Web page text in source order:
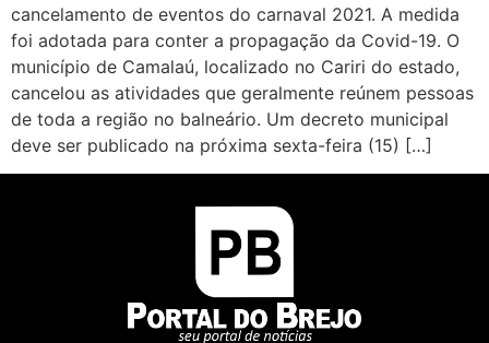
cancelamento de eventos do carnaval 2021. A medida
foi adotada para conter a propagação da Covid-19. O
município de Camalaú, localizado no Cariri do estado,
cancelou as atividades que geralmente reúnem pessoas
de toda a região no balneário. Um decreto municipal
deve ser publicado na próxima sexta-feira (15) […]